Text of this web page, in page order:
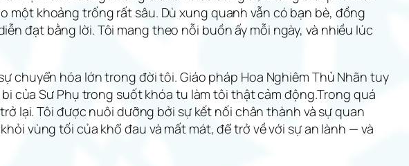
một khoảng trống rất sâu. Dù xung quanh vẫn có bạn bè, đồng
đạt bằng lời. Tôi mang theo nỗi buồn ấy mỗi ngày, và nhiều lúc
chuyển hóa lớn trong đời tôi. Giáo pháp Hoa Nghiêm Thủ Nhãn tuy
của Sư Phụ trong suốt khóa tu làm tôi thật cảm động.Trong quá
lại. Tôi được nuôi dưỡng bởi sự kết nối chân thành và sự quan
vùng tối của khổ đau và mất mát, để trở về với sự an lành — và